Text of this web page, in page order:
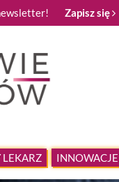
Zapisz się
LEKARZ INNOWACJE